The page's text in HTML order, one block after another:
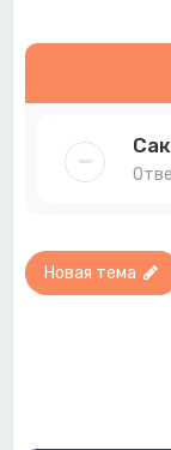
Новая тема